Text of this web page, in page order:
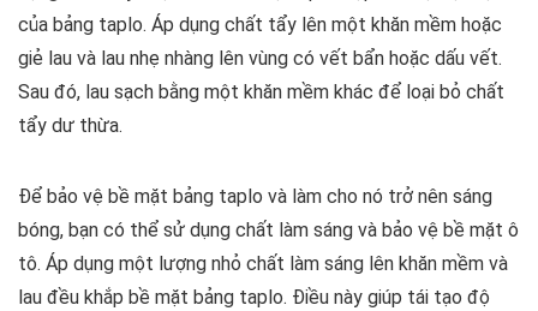
của bảng taplo. Áp dụng chất tẩy lên một khăn mềm hoặc
giẻ lau và lau nhẹ nhàng lên vùng có vết bẩn hoặc dấu vết.
Sau đó, lau sạch bằng một khăn mềm khác để loại bỏ chất
tẩy dư thừa.
Để bảo vệ bề mặt bảng taplo và làm cho nó trở nên sáng
bóng, bạn có thể sử dụng chất làm sáng và bảo vệ bề mặt ô
tô. Áp dụng một lượng nhỏ chất làm sáng lên khăn mềm và
lau đều khắp bề mặt bảng taplo. Điều này giúp tái tạo độ